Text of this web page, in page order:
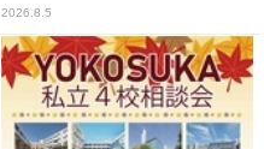
2026.8.5